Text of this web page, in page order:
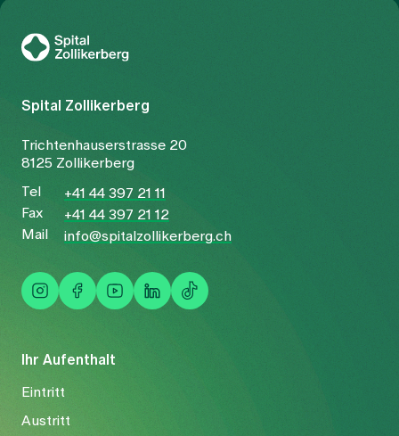
Ihr Aufenthalt
Eintritt
Austritt
Spital Zollikerberg
Trichtenhauserstrasse 20
8125 Zollikerberg
Tel
+41 44 397 21 11
Fax
+41 44 397 21 12
Mail
info@spitalzollikerberg.ch